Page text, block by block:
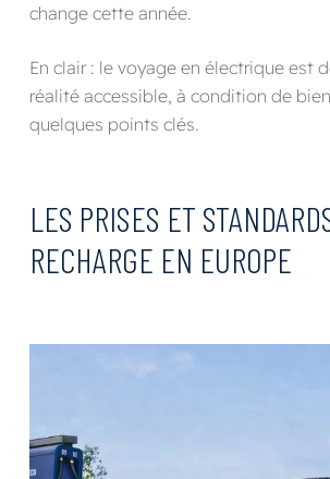
change cette année.
En clair : le voyage en électrique est
réalité accessible, à condition de
quelques points clés.
LES PRISES ET
RECHARGE EN EUROPE